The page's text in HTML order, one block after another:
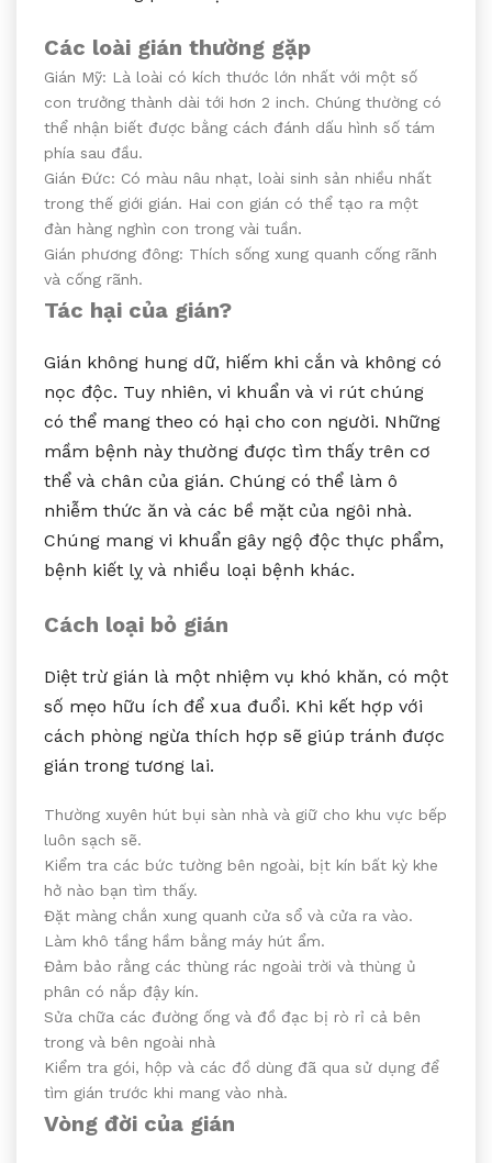
Các loài gián thường gặp
Gián Mỹ: Là loài có kích thước lớn nhất với một số
con trưởng thành dài tới hơn 2 inch. Chúng thường có
thể nhận biết được bằng cách đánh dấu hình số tám
phía sau đầu.
Gián Đức: Có màu nâu nhạt, loài sinh sản nhiều nhất
trong thế giới gián. Hai con gián có thể tạo ra một
đàn hàng nghìn con trong vài tuần.
Gián phương đông: Thích sống xung quanh cống rãnh
và cống rãnh.
Tác hại của gián?
Gián không hung dữ, hiếm khi cắn và không có
nọc độc. Tuy nhiên, vi khuẩn và vi rút chúng
có thể mang theo có hại cho con người. Những
mầm bệnh này thường được tìm thấy trên cơ
thể và chân của gián. Chúng có thể làm ô
nhiễm thức ăn và các bề mặt của ngôi nhà.
Chúng mang vi khuẩn gây ngộ độc thực phẩm,
bệnh kiết lỵ và nhiều loại bệnh khác.
Cách loại bỏ gián
Diệt trừ gián là một nhiệm vụ khó khăn, có một
số mẹo hữu ích để xua đuổi. Khi kết hợp với
cách phòng ngừa thích hợp sẽ giúp tránh được
gián trong tương lai.
Thường xuyên hút bụi sàn nhà và giữ cho khu vực bếp
luôn sạch sẽ.
Kiểm tra các bức tường bên ngoài, bịt kín bất kỳ khe
hở nào bạn tìm thấy.
Đặt màng chắn xung quanh cửa sổ và cửa ra vào.
Làm khô tầng hầm bằng máy hút ẩm.
Đảm bảo rằng các thùng rác ngoài trời và thùng ủ
phân có nắp đậy kín.
Sửa chữa các đường ống và đồ đạc bị rò rỉ cả bên
trong và bên ngoài nhà
Kiểm tra gói, hộp và các đồ dùng đã qua sử dụng để
tìm gián trước khi mang vào nhà.
Vòng đời của gián